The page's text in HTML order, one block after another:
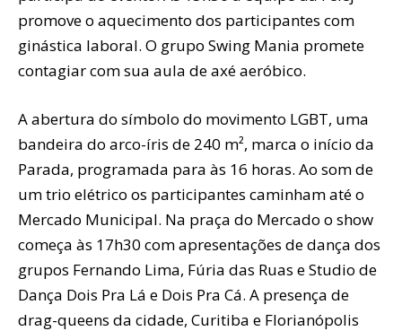
promove o aquecimento dos participantes com
ginástica laboral. O grupo Swing Mania promete
contagiar com sua aula de axé aeróbico.
A abertura do símbolo do movimento LGBT, uma
bandeira do arco-íris de 240 m², marca o início da
Parada, programada para às 16 horas. Ao som de
um trio elétrico os participantes caminham até o
Mercado Municipal. Na praça do Mercado o show
começa às 17h30 com apresentações de dança dos
grupos Fernando Lima, Fúria das Ruas e Studio de
Dança Dois Pra Lá e Dois Pra Cá. A presença de
drag-queens da cidade, Curitiba e Florianópolis